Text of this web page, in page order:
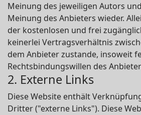
Meinung des jeweiligen Autors
Meinung des Anbieters wieder.
der kostenlosen und frei
keinerlei Vertragsverhältnis
dem Anbieter zustande, insoweit
Rechtsbindungswillen des
2. Externe Links
Diese Website enthält
Dritter ("externe Links"). Diese